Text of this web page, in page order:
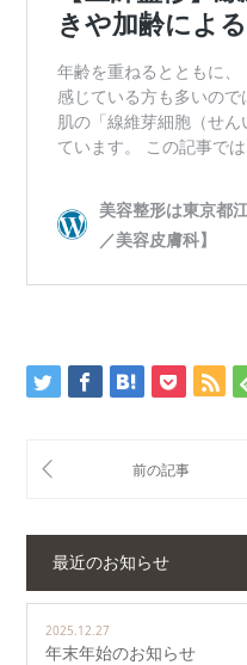
最近のお知らせ
2025.12.27
年末年始のお知らせ